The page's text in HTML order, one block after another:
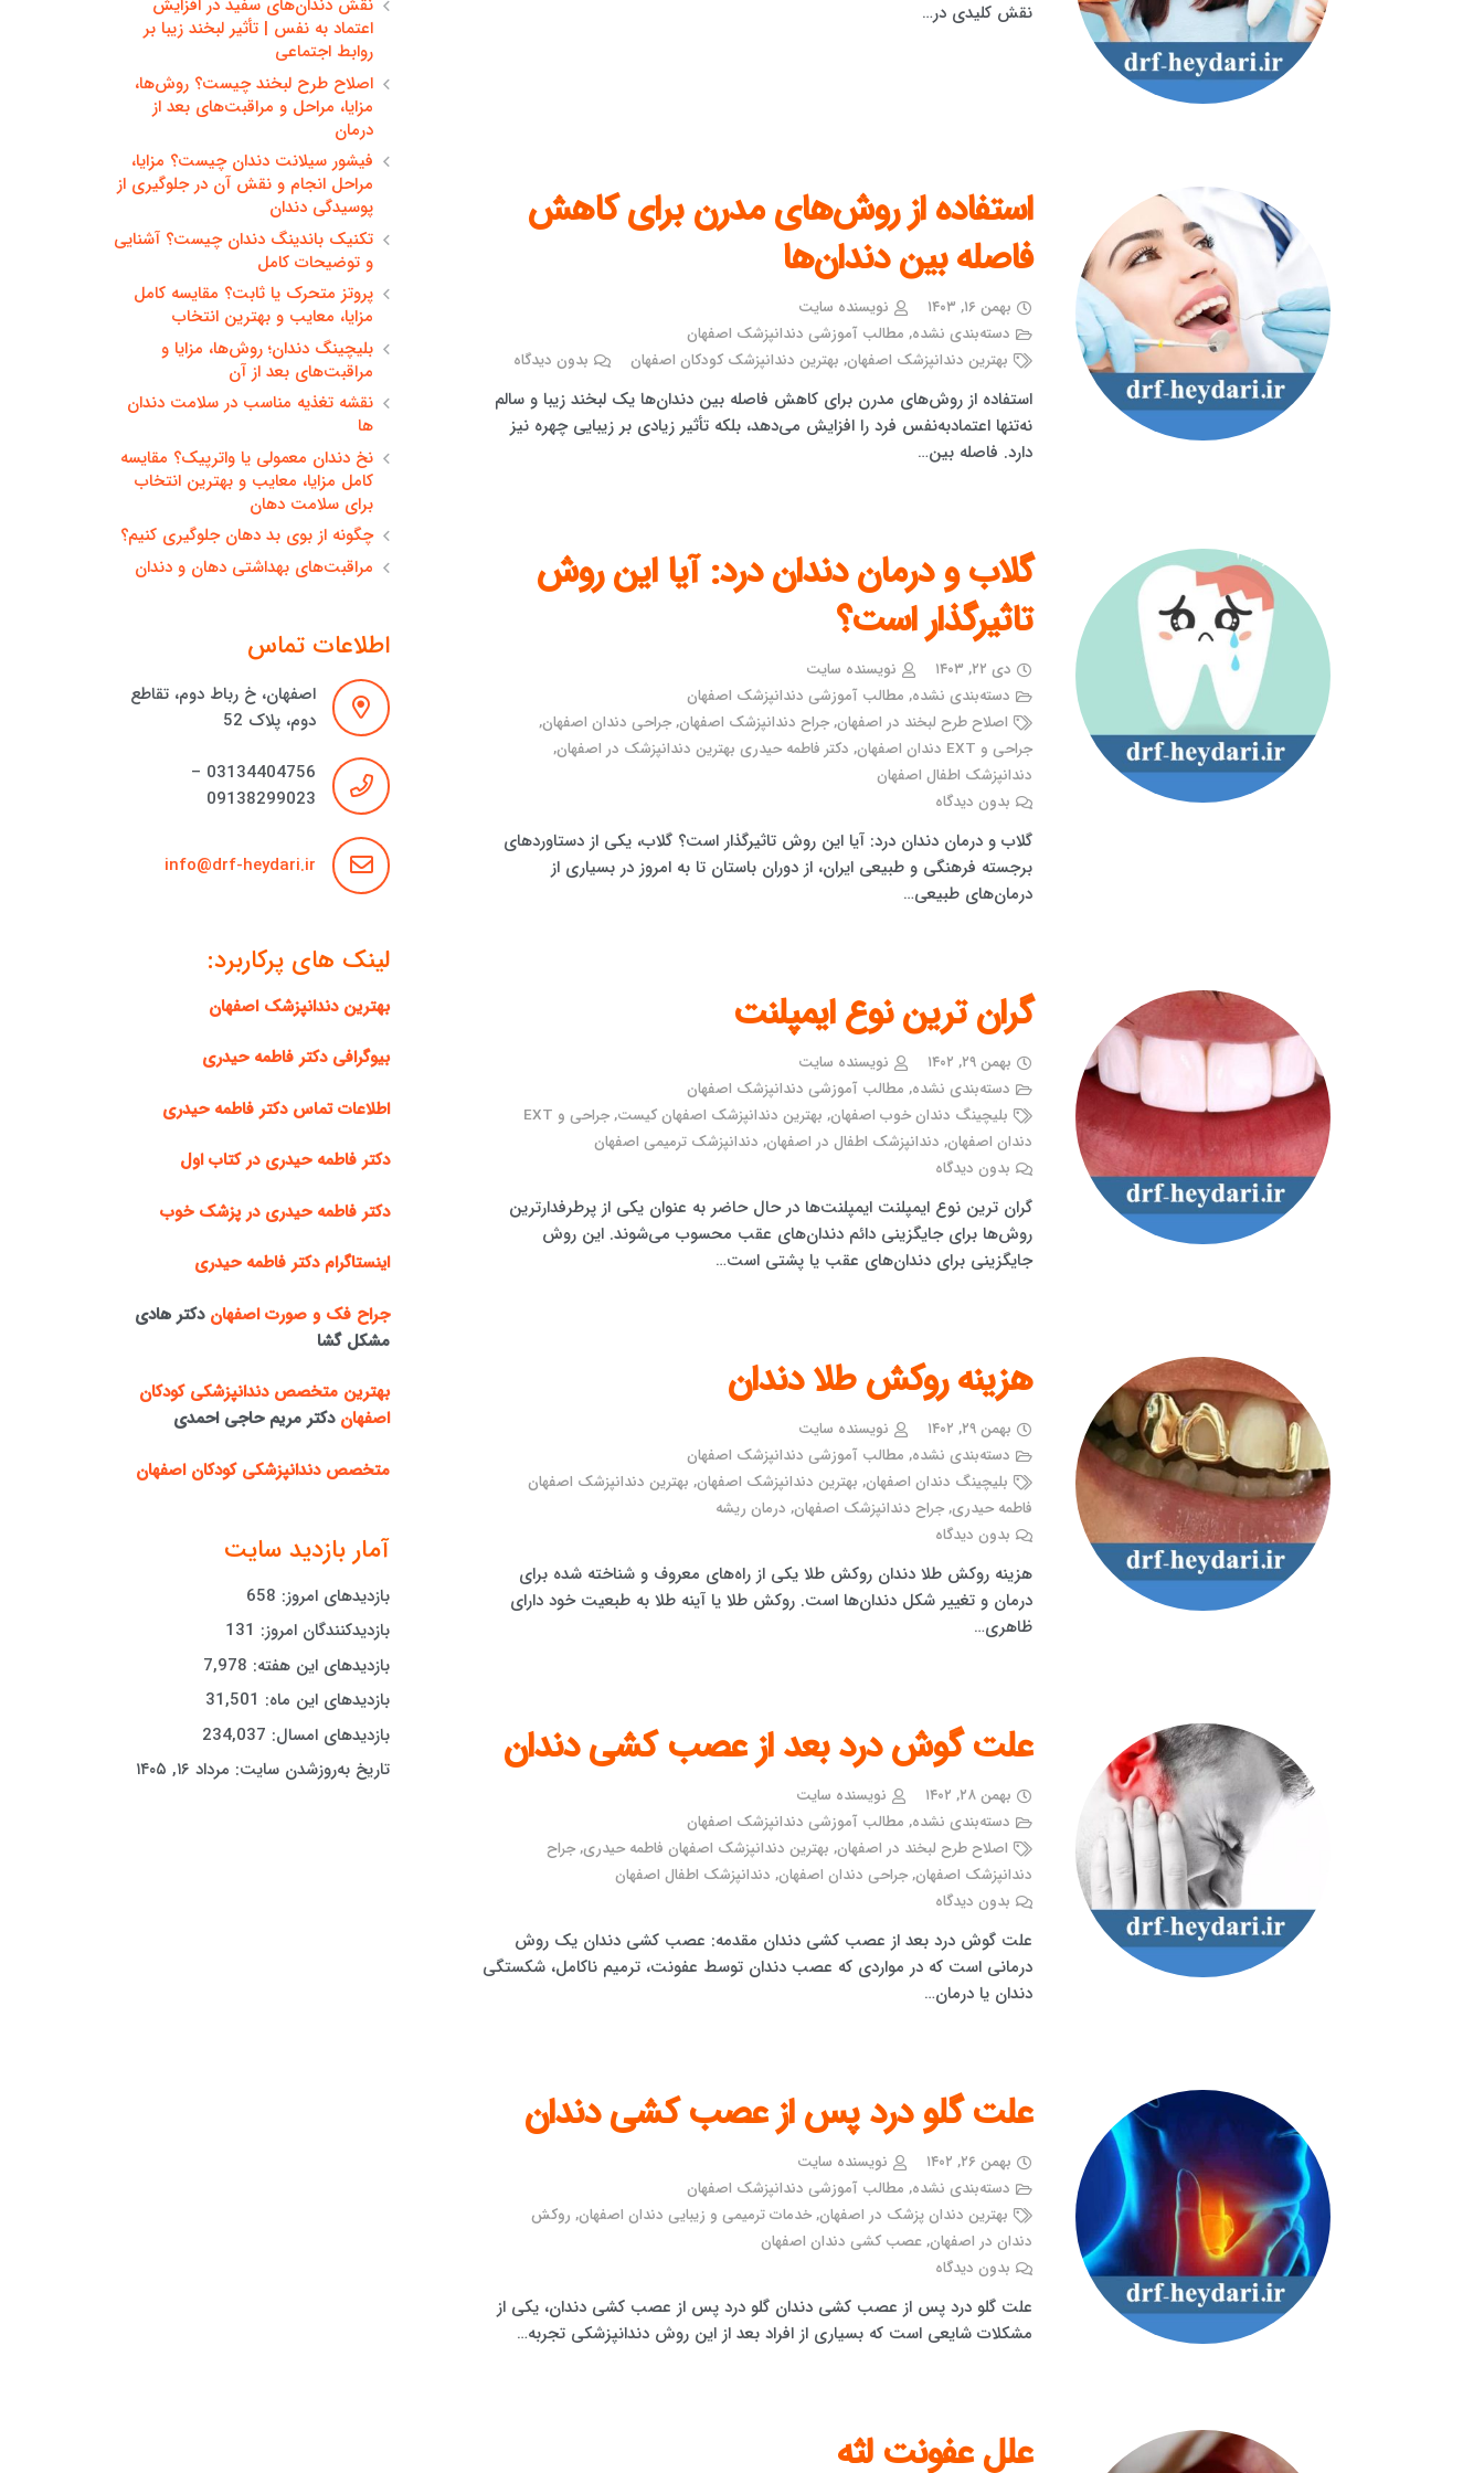
نقش کلیدی در…
استفاده از روش‌های مدرن برای کاهش
فاصله بین دندان‌ها
بهمن ۱۶, ۱۴۰۳
نویسنده سایت
دسته‌بندی نشده, مطالب آموزشی دندانپزشک اصفهان
بهترین دندانپزشک اصفهان, بهترین دندانپزشک کودکان اصفهان بدون دیدگاه
استفاده از روش‌های مدرن برای کاهش فاصله بین دندان‌ها یک لبخند زیبا و سالم
نه‌تنها اعتمادبه‌نفس فرد را افزایش می‌دهد، بلکه تأثیر زیادی بر زیبایی چهره نیز
دارد. فاصله بین…
گلاب و درمان دندان درد: آیا این روش
تاثیرگذار است؟
دی ۲۲, ۱۴۰۳
نویسنده سایت
دسته‌بندی نشده, مطالب آموزشی دندانپزشک اصفهان
اصلاح طرح لبخند در اصفهان,جراح دندانپزشک اصفهان,جراحی دندان اصفهان,
جراحی و EXT دندان اصفهان
, دکتر فاطمه حیدری بهترین دندانپزشک در اصفهان,
دندانپزشک اطفال اصفهان
بدون دیدگاه
گلاب و درمان دندان درد: آیا این روش تاثیرگذار است؟ گلاب، یکی از دستاوردهای
برجسته فرهنگی و طبیعی ایران، از دوران باستان تا به امروز در بسیاری از
درمان‌های طبیعی…
گران ترین نوع ایمپلنت
بهمن ۲۹, ۱۴۰۲
نویسنده سایت
دسته‌بندی نشده, مطالب آموزشی دندانپزشک اصفهان
بلیچینگ دندان خوب اصفهان, بهترین دندانپزشک اصفهان کیست,
جراحی و EXT
دندان اصفهان, دندانپزشک اطفال در اصفهان, دندانپزشک ترمیمی اصفهان
بدون دیدگاه
گران ترین نوع ایمپلنت ایمپلنت‌ها در حال حاضر به عنوان یکی از پرطرفدارترین
روش‌ها برای جایگزینی دائم دندان‌های عقب محسوب می‌شوند. این روش
جایگزینی برای دندان‌های عقب یا پشتی است…
هزینه روکش طلا دندان
بهمن ۲۹, ۱۴۰۲
نویسنده سایت
دسته‌بندی نشده, مطالب آموزشی دندانپزشک اصفهان
بلیچینگ دندان اصفهان, بهترین دندانپزشک اصفهان, بهترین دندانپزشک اصفهان
فاطمه حیدری,جراح دندانپزشک اصفهان, درمان ریشه
بدون دیدگاه
هزینه روکش طلا دندان روکش طلا یکی از راه‌های معروف و شناخته شده برای
درمان و تغییر شکل دندان‌ها است. روکش طلا یا آینه طلا به طبعیت خود دارای
ظاهری…
علت گوش درد بعد از عصب کشی دندان
بهمن ۲۸, ۱۴۰۲
نویسنده سایت
دسته‌بندی نشده, مطالب آموزشی دندانپزشک اصفهان
اصلاح طرح لبخند در اصفهان, بهترین دندانپزشک اصفهان فاطمه حیدری,جراح
دندانپزشک اصفهان,جراحی دندان اصفهان, دندانپزشک اطفال اصفهان
بدون دیدگاه
علت گوش درد بعد از عصب کشی دندان مقدمه: عصب کشی دندان یک روش
درمانی است که در مواردی که عصب دندان توسط عفونت، ترمیم ناکامل، شکستگی
دندان یا درمان…
علت گلو درد پس از عصب کشی دندان
بهمن ۲۶, ۱۴۰۲
نویسنده سایت
دسته‌بندی نشده, مطالب آموزشی دندانپزشک اصفهان
بهترین دندان پزشک در اصفهان,خدمات ترمیمی و زیبایی دندان اصفهان, روکش
دندان در اصفهان,عصب کشی دندان اصفهان
بدون دیدگاه
علت گلو درد پس از عصب کشی دندان گلو درد پس از عصب کشی دندان، یکی از
مشکلات شایعی است که بسیاری از افراد بعد از این روش دندانپزشکی تجربه…
علل عفونت لثه
نقش دندان‌های سفید در افزایش
اعتماد به نفس | تأثیر لبخند زیبا بر
روابط اجتماعی
اصلاح طرح لبخند چیست؟ روش‌ها،
مزایا، مراحل و مراقبت‌های بعد از
درمان
فیشور سیلانت دندان چیست؟ مزایا،
مراحل انجام و نقش آن در جلوگیری از
پوسیدگی دندان
تکنیک باندینگ دندان چیست؟ آشنایی
و توضیحات کامل
پروتز متحرک یا ثابت؟ مقایسه کامل
مزایا، معایب و بهترین انتخاب
بلیچینگ دندان؛ روش‌ها، مزایا و
مراقبت‌های بعد از آن
نقشه تغذیه مناسب در سلامت دندان
ها
نخ دندان معمولی یا واترپیک؟ مقایسه
کامل مزایا، معایب و بهترین انتخاب
برای سلامت دهان
چگونه از بوی بد دهان جلوگیری کنیم؟
مراقبت‌های بهداشتی دهان و دندان
اطلاعات تماس
اصفهان، خ رباط دوم، تقاطع
دوم، پلاک 52
03134404756 –
09138299023
info@drf-heydari.ir
لینک های پرکاربرد:
بهترین دندانپزشک اصفهان
بیوگرافی دکتر فاطمه حیدری
اطلاعات تماس دکتر فاطمه حیدری
دکتر فاطمه حیدری در کتاب اول
دکتر فاطمه حیدری در پزشک خوب
اینستاگرام دکتر فاطمه حیدری
جراح فک و صورت اصفهان دکتر هادی
مشکل گشا
بهترین متخصص دندانپزشکی کودکان
اصفهان دکتر مریم حاجی احمدی
متخصص دندانپزشکی کودکان اصفهان
آمار بازدید سایت
بازدیدهای امروز: 658
بازدیدکنندگان امروز: 131
بازدیدهای این هفته: 7,978
بازدیدهای این ماه: 31,501
بازدیدهای امسال: 234,037
تاریخ به‌روزشدن سایت: مرداد ۱۶, ۱۴۰۵